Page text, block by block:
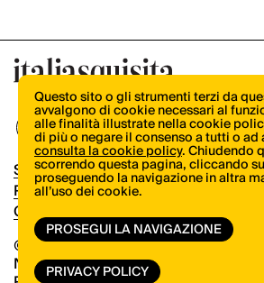
© Copyright 2026.Vertical.it
N.ro Iscrizione ROC 32504
Shop
Pubblicità
Contatti
Questo sito o gli strumenti terzi da
avvalgono di cookie necessari al
alle finalità illustrate nella cookie
di più o negare il consenso a tutti o
consulta la cookie policy. Chiudendo
scorrendo questa pagina, cliccando
proseguendo la navigazione in altra
all’uso dei cookie.
PROSEGUI LA NAVIGAZIONE
PRIVACY POLICY